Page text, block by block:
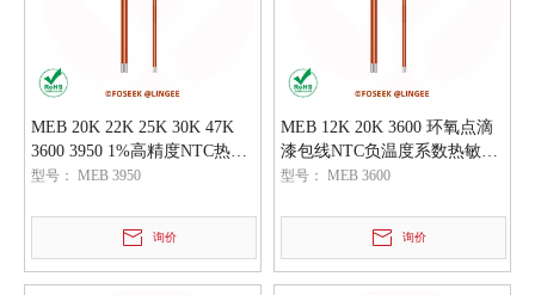
MEB 20K 22K 25K 30K 47K
3600 3950 1%高精度NTC热敏
电阻元器件
型号： MEB 3950
询价
MEB 12K 20K 3600 环氧点滴
漆包线NTC负温度系数热敏电
阻传感器
型号： MEB 3600
询价